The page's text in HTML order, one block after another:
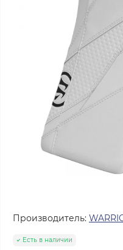
Производитель:
Есть в наличии